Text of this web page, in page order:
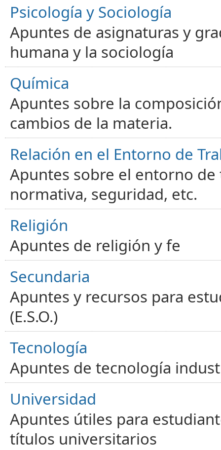
Psicología y Sociología
Apuntes de asignaturas y
humana y la sociología
Química
Apuntes sobre la
cambios de la materia.
Relación en el Entorno de
Apuntes sobre el entorno
normativa, seguridad, etc.
Religión
Apuntes de religión y fe
Secundaria
Apuntes y recursos para
(E.S.O.)
Tecnología
Apuntes de tecnología
Universidad
Apuntes útiles para
títulos universitarios